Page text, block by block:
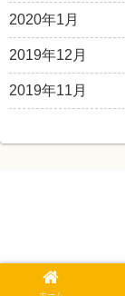
2020年1月
2019年12月
2019年11月
©